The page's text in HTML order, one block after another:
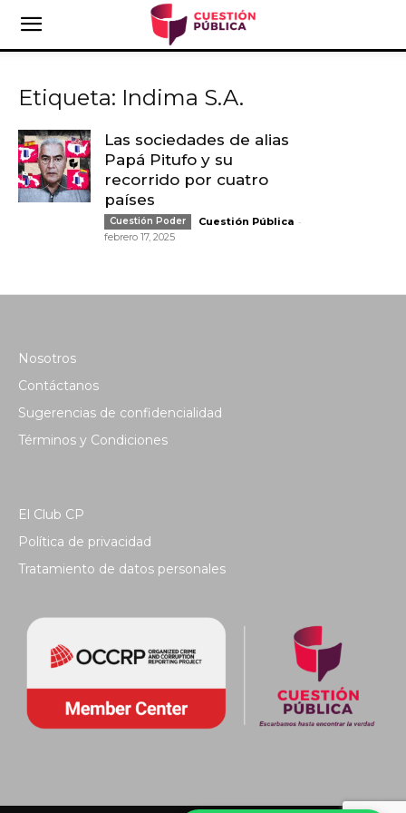
Etiqueta: Indima S.A.
Las sociedades de alias
Papá Pitufo y su
recorrido por cuatro
países
Cuestión Poder Cuestión Pública -
febrero 17, 2025
Nosotros
Contáctanos
Sugerencias de confidencialidad
Términos y Condiciones
El Club CP
Política de privacidad
Tratamiento de datos personales